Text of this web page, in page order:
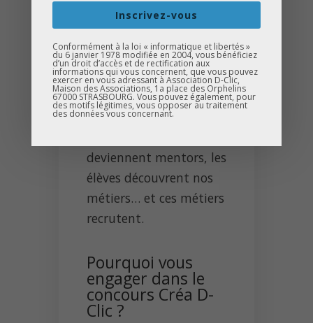
jeunes comme nos
métiers font face à de
nombreux clichés.
La rencontre permet
justement de changer
deviennent mentors, les
élèves découvrent nos
métiers… et ces métiers
recrutent.
Pourquoi vous
engager dans le
concours Créa D-
Clic ?
Inscrivez-vous
Conformément à la loi « informatique et libertés »
du 6 janvier 1978 modifiée en 2004, vous bénéficiez
d’un droit d’accès et de rectification aux
informations qui vous concernent, que vous pouvez
exercer en vous adressant à Association D-Clic,
Maison des Associations, 1a place des Orphelins
67000 STRASBOURG. Vous pouvez également, pour
des motifs légitimes, vous opposer au traitement
des données vous concernant.